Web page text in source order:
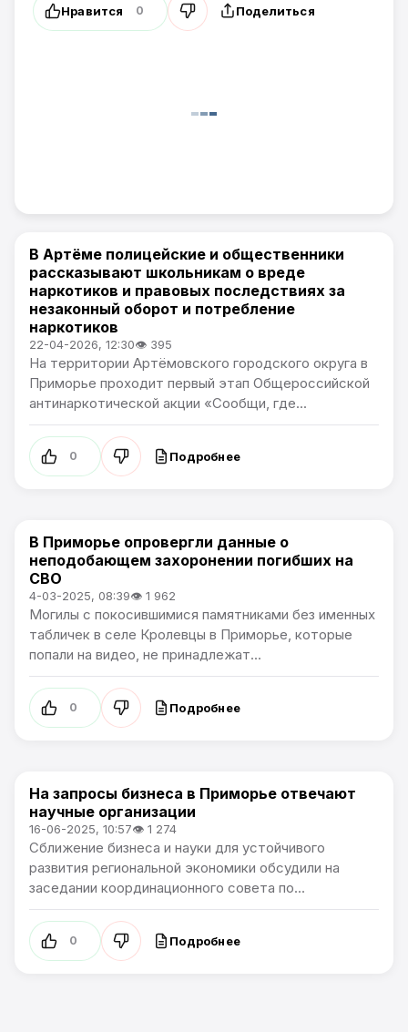
Нравится 0 Поделиться
Общество
В Артёме полицейские и общественники
рассказывают школьникам о вреде
наркотиков и правовых последствиях за
незаконный оборот и потребление
наркотиков
22-04-2026, 12:30👁 395
На территории Артёмовского городского округа в
Приморье проходит первый этап Общероссийской
антинаркотической акции «Сообщи, где...
0 Подробнее
Общество
В Приморье опровергли данные о
неподобающем захоронении погибших на
СВО
4-03-2025, 08:39👁 1 962
Могилы с покосившимися памятниками без именных
табличек в селе Кролевцы в Приморье, которые
попали на видео, не принадлежат...
0 Подробнее
Общество
На запросы бизнеса в Приморье отвечают
научные организации
16-06-2025, 10:57👁 1 274
Сближение бизнеса и науки для устойчивого
развития региональной экономики обсудили на
заседании координационного совета по...
0 Подробнее